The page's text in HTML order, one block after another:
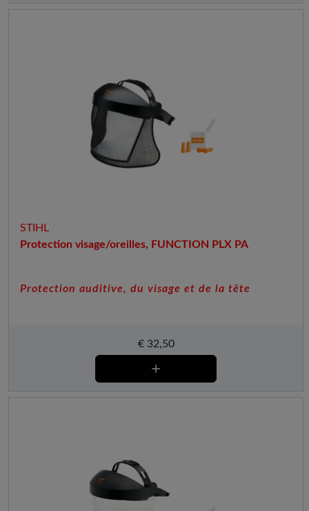
STIHL
Protection visage/oreilles, FUNCTION PLX PA
Protection auditive, du visage et de la tête
€32,50